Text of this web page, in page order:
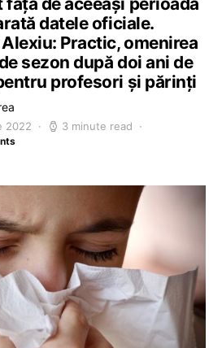
datele oficiale.
Practic, omenirea
sezon după doi ani de
profesori și părinți
2022 3 minute read